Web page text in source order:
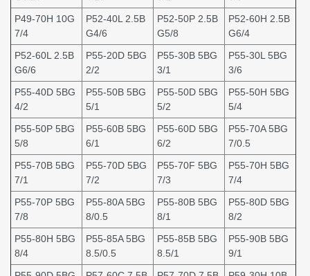
P49-70H 10G
7/4
P52-40L 2.5B
G4/6
P52-50P 2.5B
G5/8
P52-60H 2.5B
G6/4
P52-60L 2.5B
G6/6
P55-20D 5BG
2/2
P55-30B 5BG
3/1
P55-30L 5BG
3/6
P55-40D 5BG
4/2
P55-50B 5BG
5/1
P55-50D 5BG
5/2
P55-50H 5BG
5/4
P55-50P 5BG
5/8
P55-60B 5BG
6/1
P55-60D 5BG
6/2
P55-70A 5BG
7/0.5
P55-70B 5BG
7/1
P55-70D 5BG
7/2
P55-70F 5BG
7/3
P55-70H 5BG
7/4
P55-70P 5BG
7/8
P55-80A 5BG
8/0.5
P55-80B 5BG
8/1
P55-80D 5BG
8/2
P55-80H 5BG
8/4
P55-85A 5BG
8.5/0.5
P55-85B 5BG
8.5/1
P55-90B 5BG
9/1